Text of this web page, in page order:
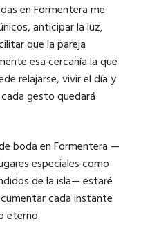
en Formentera me
anticipar la luz,
que la pareja
esa cercanía la que
relajarse, vivir el día y
gesto quedará
boda en Formentera —
especiales como
de la isla— estaré
cada instante
eterno.